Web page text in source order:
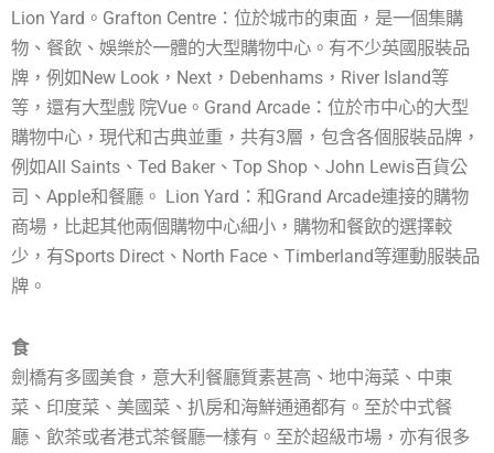
Lion Yard。Grafton Centre：位於城市的東面，是一個集購
物、餐飲、娛樂於一體的大型購物中心。有不少英國服裝品
牌，例如New Look，Next，Debenhams，River Island等
等，還有大型戲 院Vue。Grand Arcade：位於市中心的大型
購物中心，現代和古典並重，共有3層，包含各個服裝品牌，
例如All Saints、Ted Baker、Top Shop、John Lewis百貨公
司、Apple和餐廳。 Lion Yard：和Grand Arcade連接的購物
商場，比起其他兩個購物中心細小，購物和餐飲的選擇較
少，有Sports Direct、North Face、Timberland等運動服裝品
牌。
食
劍橋有多國美食，意大利餐廳質素甚高、地中海菜、中東
菜、印度菜、美國菜、扒房和海鮮通通都有。至於中式餐
廳、飲茶或者港式茶餐廳一樣有。至於超級市場，亦有很多